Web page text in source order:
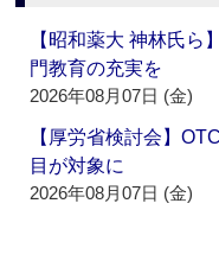
【昭和薬大 神林氏ら
門教育の充実を
2026年08月07日 (金)
【厚労省検討会】
目が対象に
2026年08月07日 (金)